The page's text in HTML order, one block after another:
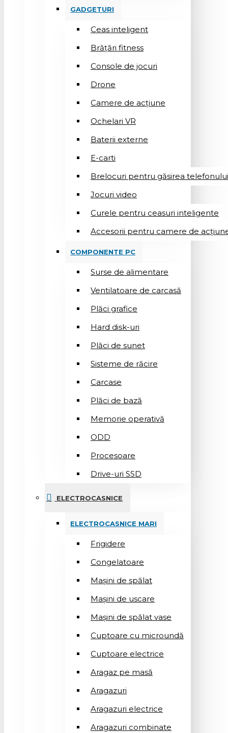
GADGETURI
Ceas inteligent
Brățări fitness
Console de jocuri
Drone
Camere de acțiune
Ochelari VR
Baterii externe
E-carti
Brelocuri pentru găsirea telefonului
Jocuri video
Curele pentru ceasuri inteligente
Accesorii pentru camere de
COMPONENTE PC
Surse de alimentare
Ventilatoare de carcasă
Plăci grafice
Hard disk-uri
Plăci de sunet
Sisteme de răcire
Carcase
Plăci de bază
Memorie operativă
ODD
Procesoare
Drive-uri SSD
ELECTROCASNICE
ELECTROCASNICE MARI
Frigidere
Congelatoare
Mașini de spălat
Mașini de uscare
Mașini de spălat vase
Cuptoare cu microundă
Cuptoare electrice
Aragaz pe masă
Aragazuri
Aragazuri electrice
Aragazuri combinate